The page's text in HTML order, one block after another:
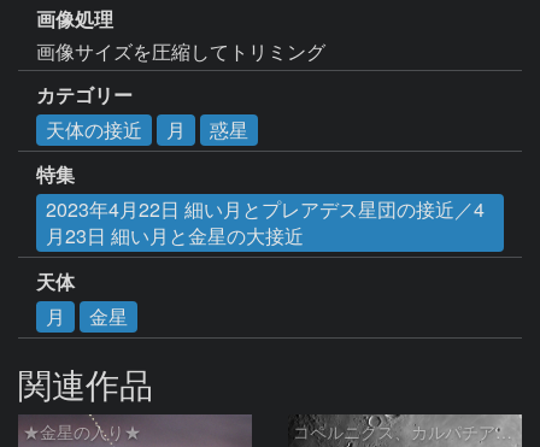
画像処理
画像サイズを圧縮してトリミング
カテゴリー
天体の接近
月
惑星
特集
2023年4月22日 細い月とプレアデス星団の接近／4
月23日 細い月と金星の大接近
天体
月
金星
関連作品
★金星の入り★ コペルニクス、カルパチア山脈付近